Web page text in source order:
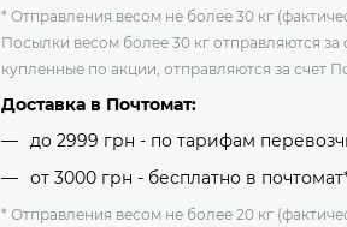
* Отправления весом не более 30 кг
Посылки весом более 30 кг отправляются за
купленные по акции, отправляются за счет
Доставка в Почтомат:
до 2999 грн - по тарифам
от 3000 грн - бесплатно в
* Отправления весом не более 20 кг